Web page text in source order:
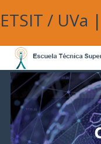
ETSIT / UVa |